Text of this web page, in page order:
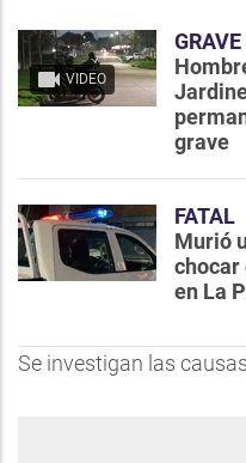
VIDEO
GRAVE
grave
FATAL
Murió
chocar
en La
Se investigan las